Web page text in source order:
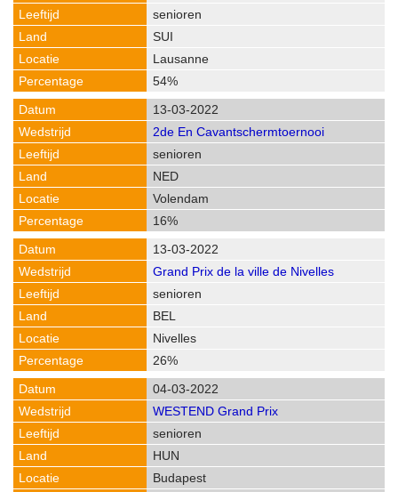
senioren
SUI
Lausanne
54%
13-03-2022
2de En Cavantschermtoernooi
senioren
NED
Volendam
16%
13-03-2022
Grand Prix de la ville de Nivelles
senioren
BEL
Nivelles
26%
04-03-2022
WESTEND Grand Prix
senioren
HUN
Budapest